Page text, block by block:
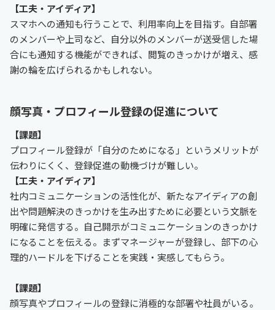
【工夫・アイディア】
スマホへの通知も行うことで、利用率向上を目指す。自部署
のメンバーや上司など、自分以外のメンバーが送受信した場
合にも通知する機能ができれば、閲覧のきっかけが増え、感
謝の輪を広げられるかもしれない。
顔写真・プロフィール登録の促進について
【課題】
プロフィール登録が「自分のためになる」というメリットが
伝わりにくく、登録促進の動機づけが難しい。
【工夫・アイディア】
社内コミュニケーションの活性化が、新たなアイディアの創
出や問題解決のきっかけを生み出すために必要という文脈を
明確に発信する。自己開示がコミュニケーションのきっかけ
になることを伝える。まずマネージャーが登録し、部下の心
理的ハードルを下げることを実践・実感してもらう。
【課題】
顔写真やプロフィールの登録に消極的な部署や社員がいる。